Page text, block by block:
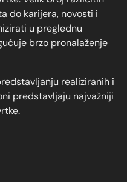
do karijera, novosti i
u preglednu
brzo pronalaženje
realiziranih i
predstavljaju najvažniji